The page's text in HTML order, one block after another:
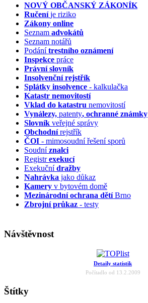
NOVÝ OBČANSKÝ ZÁKONÍK
Ručeníje riziko
Zákony online
Seznam advokátů
Seznam notářů
Podánítrestního oznámení
Inspekce práce
Právní slovník
Insolvenčnírejstřík
Splátky insolvence - kalkulačka
Katastr nemovitostí
Vklad do katastru nemovitostí
Vynálezy, patenty, ochranné známky
Slovník veřejné správy
Obchodnírejstřík
ČOI - mimosoudní řešení sporů
Soudníznalci
Registrexekucí
Exekučnídražby
Nahrávka jako důkaz
Kamery v bytovém domě
Mezinárodní ochrana dětíBrno
Zbrojní průkaz - testy
Návštěvnost
Detaily statistik
Počítadlo od 13.2.2009
Štítky